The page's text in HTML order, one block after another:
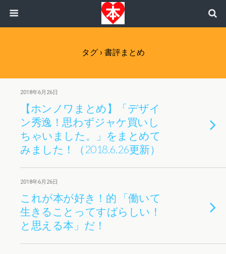
タグ › 書評まとめ
2018年6月26日
【ホンノワまとめ】「デザイ
ン秀逸！思わずジャケ買いし
ちゃいました。」をまとめて
みました！（2018.6.26更新）
2018年6月26日
これが本が好き！的 「働いて
生きることってすばらしい！
と思える本」だ！